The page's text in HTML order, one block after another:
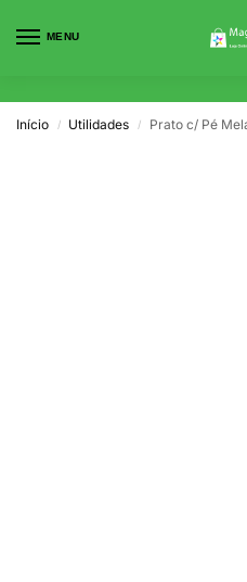
MENU
Início / Utilidades / Prato c/ Pé